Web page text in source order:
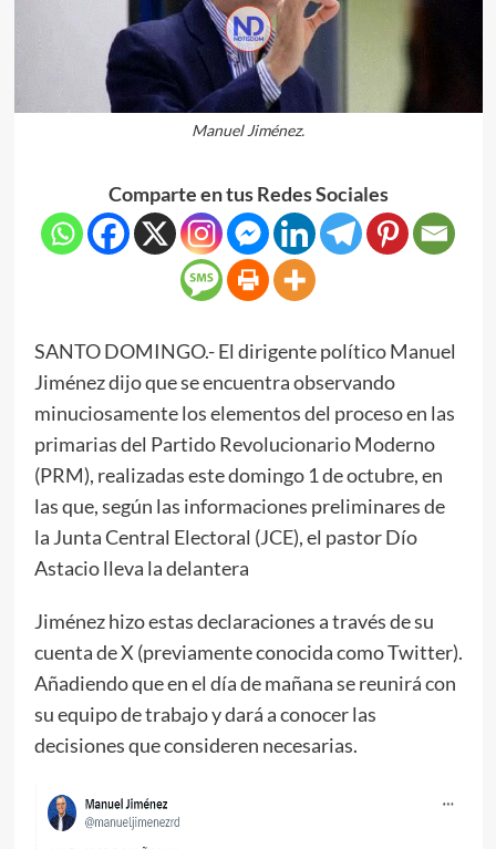
Manuel Jiménez.
Comparte en tus Redes Sociales
SANTO DOMINGO.- El dirigente político Manuel
Jiménez dijo que se encuentra observando
minuciosamente los elementos del proceso en las
primarias del Partido Revolucionario Moderno
(PRM), realizadas este domingo 1 de octubre, en
las que, según las informaciones preliminares de
la Junta Central Electoral (JCE), el pastor Dío
Astacio lleva la delantera
Jiménez hizo estas declaraciones a través de su
cuenta de X (previamente conocida como Twitter).
Añadiendo que en el día de mañana se reunirá con
su equipo de trabajo y dará a conocer las
decisiones que consideren necesarias.